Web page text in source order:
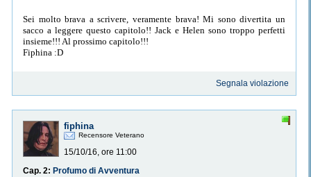
Sei molto brava a scrivere, veramente brava! Mi sono divertita un
sacco a leggere questo capitolo!! Jack e Helen sono troppo perfetti
insieme!!! Al prossimo capitolo!!!
Fiphina :D
Segnala violazione
fiphina
Recensore Veterano
15/10/16, ore 11:00
Cap. 2: Profumo di Avventura